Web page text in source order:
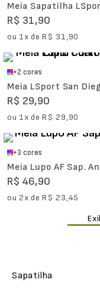
Meia Sapatilha
Santa Mônica
R$ 31,90
ou 1x deR$ 31,90
+2cores
Meia LSport San Diego
Cano Curto
R$ 29,90
ou 1x deR$ 29,90
+3 cores
Meia Lupo AF Sap.
R$ 46,90
ou2x deR$ 23,45
Sapatilha